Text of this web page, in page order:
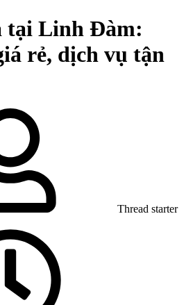
tại Linh Đàm:
rẻ, dịch vụ tận
Thread starter